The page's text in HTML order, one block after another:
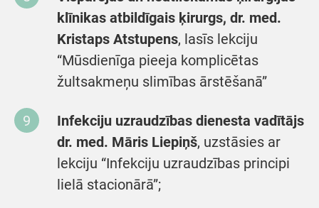
klīnikas atbildīgais ķirurgs, dr. med.
Kristaps Atstupens, lasīs lekciju
“Mūsdienīga pieeja komplicētas
žultsakmeņu slimības ārstēšanā”
Infekciju uzraudzības dienesta vadītājs
dr. med. Māris Liepiņš, uzstāsies ar
lekciju “Infekciju uzraudzības principi
lielā stacionārā”;